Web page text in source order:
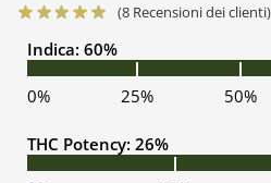
(8 Recensioni dei clienti)
Indica: 60%
0% 25% 50%
THC Potency: 26%